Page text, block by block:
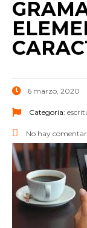
6 marzo, 2020
Categoría:
No hay